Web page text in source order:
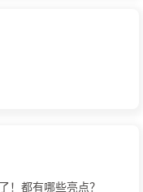
！都有哪些亮点？